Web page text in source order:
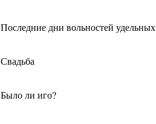
Последние дни вольностей удельных
Свадьба
Было ли иго?